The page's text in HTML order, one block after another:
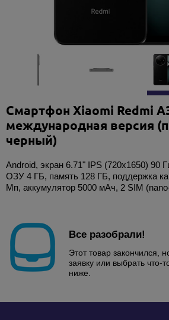
Смартфон Xiaomi Redmi
международная версия
черный)
Android, экран 6.71" IPS (720x1650) 90
ОЗУ 4 ГБ, память 128 ГБ, поддержка
Мп, аккумулятор 5000 мАч, 2 SIM
Все разобрали!
Этот товар закончился,
заявку или выбрать что-
ниже.